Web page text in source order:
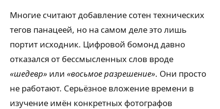
Многие считают добавление сотен технических
тегов панацеей, но на самом деле это лишь
портит исходник. Цифровой бомонд давно
отказался от бессмысленных слов вроде
«шедевр» или «восьмое разрешение». Они просто
не работают. Серьёзное вложение времени в
изучение имён конкретных фотографов